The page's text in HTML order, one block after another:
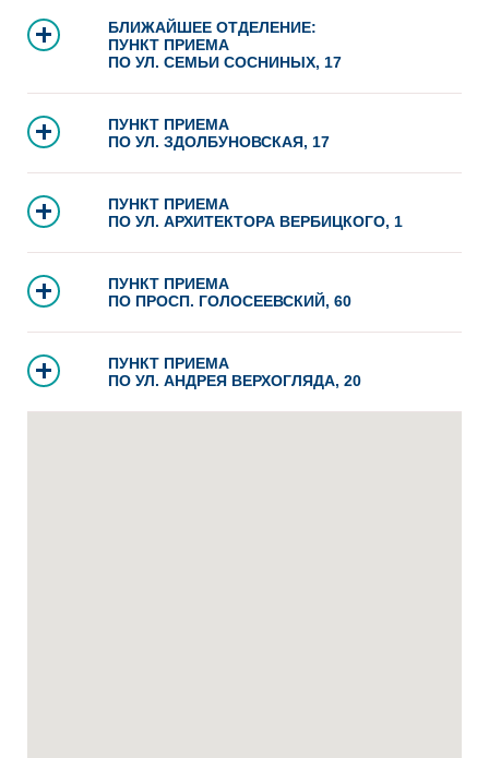
БЛИЖАЙШЕЕ ОТДЕЛЕНИЕ:
ПУНКТ ПРИЕМА
ПО УЛ. СЕМЬИ СОСНИНЫХ, 17
ПУНКТ ПРИЕМА
ПО УЛ. ЗДОЛБУНОВСКАЯ, 17
ПУНКТ ПРИЕМА
ПО УЛ. АРХИТЕКТОРА ВЕРБИЦКОГО, 1
ПУНКТ ПРИЕМА
ПО ПРОСП. ГОЛОСЕЕВСКИЙ, 60
ПУНКТ ПРИЕМА
ПО УЛ. АНДРЕЯ ВЕРХОГЛЯДА, 20